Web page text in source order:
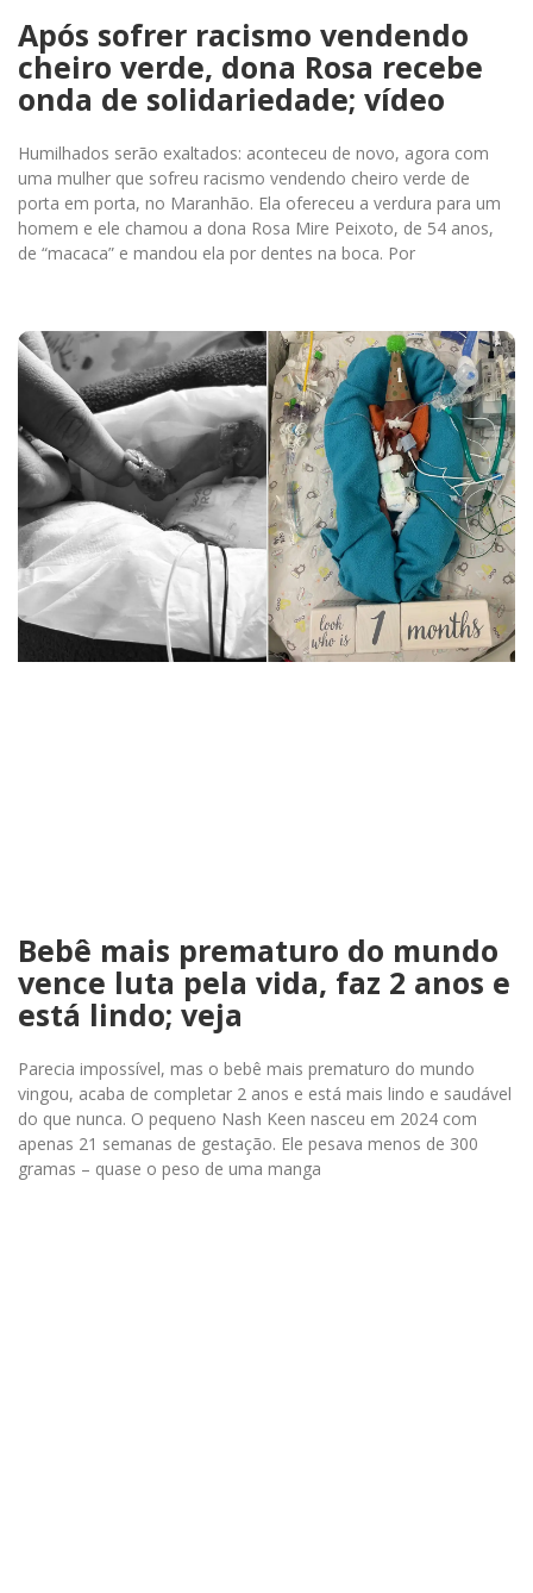
Após sofrer racismo vendendo
cheiro verde, dona Rosa recebe
onda de solidariedade; vídeo
Humilhados serão exaltados: aconteceu de novo, agora com
uma mulher que sofreu racismo vendendo cheiro verde de
porta em porta, no Maranhão. Ela ofereceu a verdura para um
homem e ele chamou a dona Rosa Mire Peixoto, de 54 anos,
de “macaca” e mandou ela por dentes na boca. Por
Bebê mais prematuro do mundo
vence luta pela vida, faz 2 anos e
está lindo; veja
Parecia impossível, mas o bebê mais prematuro do mundo
vingou, acaba de completar 2 anos e está mais lindo e saudável
do que nunca. O pequeno Nash Keen nasceu em 2024 com
apenas 21 semanas de gestação. Ele pesava menos de 300
gramas – quase o peso de uma manga